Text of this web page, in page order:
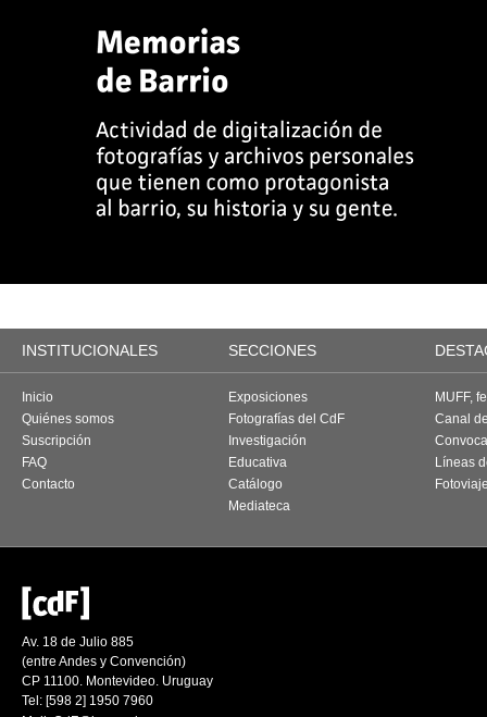
INSTITUCIONALES SECCIONES
Inicio
Quiénes somos
Suscripción
FAQ
Contacto
Exposiciones
Fotografías del CdF
Investigación
Educativa
Catálogo
Mediateca
MUFF,
Canal
Líneas
Av. 18 de Julio 885
(entre Andes y Convención)
CP 11100. Montevideo. Uruguay
Tel: [598 2] 1950 7960